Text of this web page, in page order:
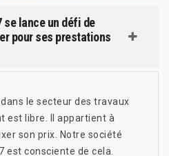
se lance un défi de
pour ses prestations
le secteur des travaux
est libre. Il appartient à
son prix. Notre société
est consciente de cela.